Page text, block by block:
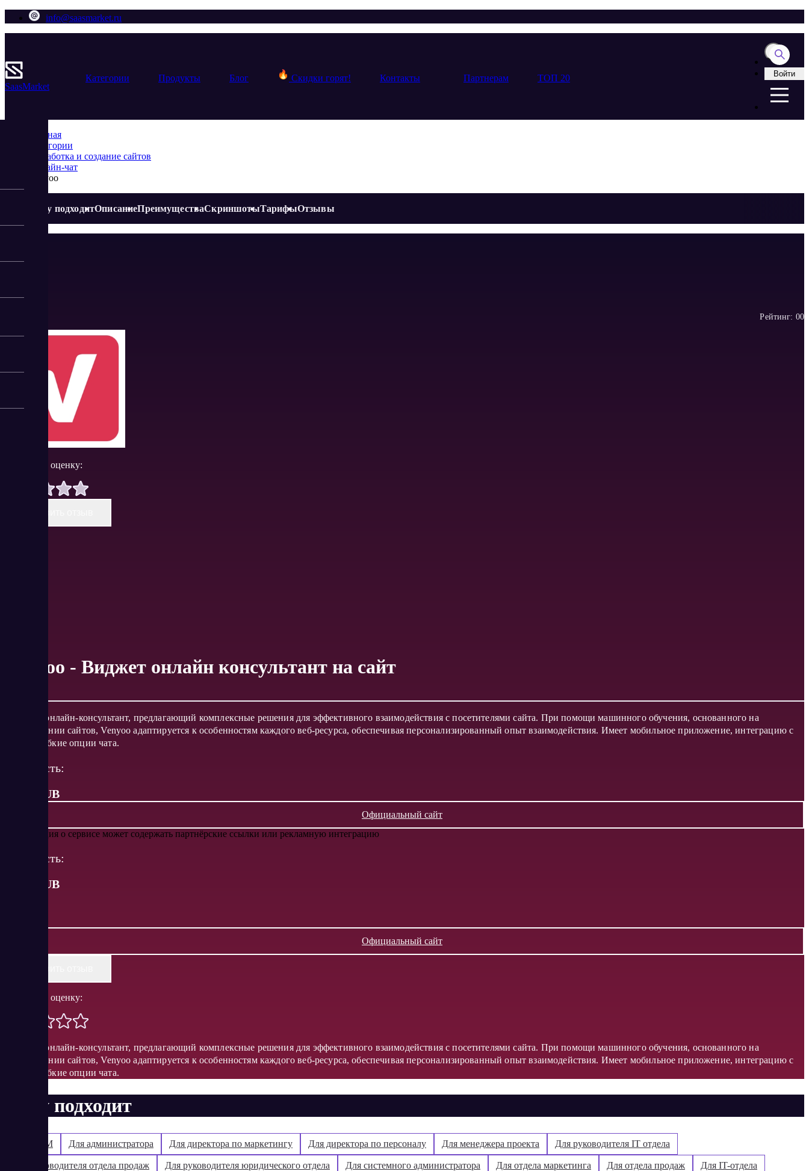
info@saasmarket.ru
SaasMarket
Категории Продукты Блог Скидки горят! Контакты Партнерам ТОП 20 Войти
Главная
Категории
Разработка и создание сайтов
Онлайн-чат
Venyoo
Кому подходитОписаниеПреимуществаСкриншотыТарифыОтзывы
Рейтинг: 00
Поставить оценку:
Venyoo - Виджет онлайн консультант на сайт
Venyoo – онлайн-консультант, предлагающий комплексные решения для эффективного взаимодействия с посетителями сайта. При помощи машинного обучения, основанного на
сканировании сайтов, Venyoo адаптируется к особенностям каждого веб-ресурса, обеспечивая персонализированный опыт взаимодействия. Имеет мобильное приложение, интеграцию с
CRM и гибкие опции чата.
Стоимость:
от 25 RUB
Официальный сайт
Информация о сервисе может содержать партнёрские ссылки или рекламную интеграцию
Стоимость:
RUB
Официальный сайт
Поставить оценку:
Venyoo – онлайн-консультант, предлагающий комплексные решения для эффективного взаимодействия с посетителями сайта. При помощи машинного обучения, основанного на
сканировании сайтов, Venyoo адаптируется к особенностям каждого веб-ресурса, обеспечивая персонализированный опыт взаимодействия. Имеет мобильное приложение, интеграцию с
CRM и гибкие опции чата.
Кому подходит
Для SMM Для администратора Для директора по маркетингу Для директора по персоналу Для менеджера проекта Для руководителя IT отдела
Для руководителя отдела продаж Для руководителя юридического отдела Для системного администратора Для отдела маркетинга Для отдела продаж Для IT-отдела